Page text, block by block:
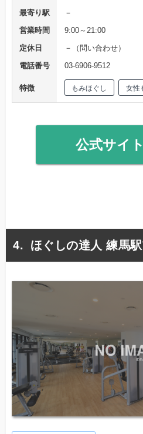
最寄り駅
－
営業時間
9:00～21:00
定休日
－（問い合わせ）
電話番号
03-6906-9512
特徴 もみほぐし 女性
公式サイ
ほぐしの達人 練馬